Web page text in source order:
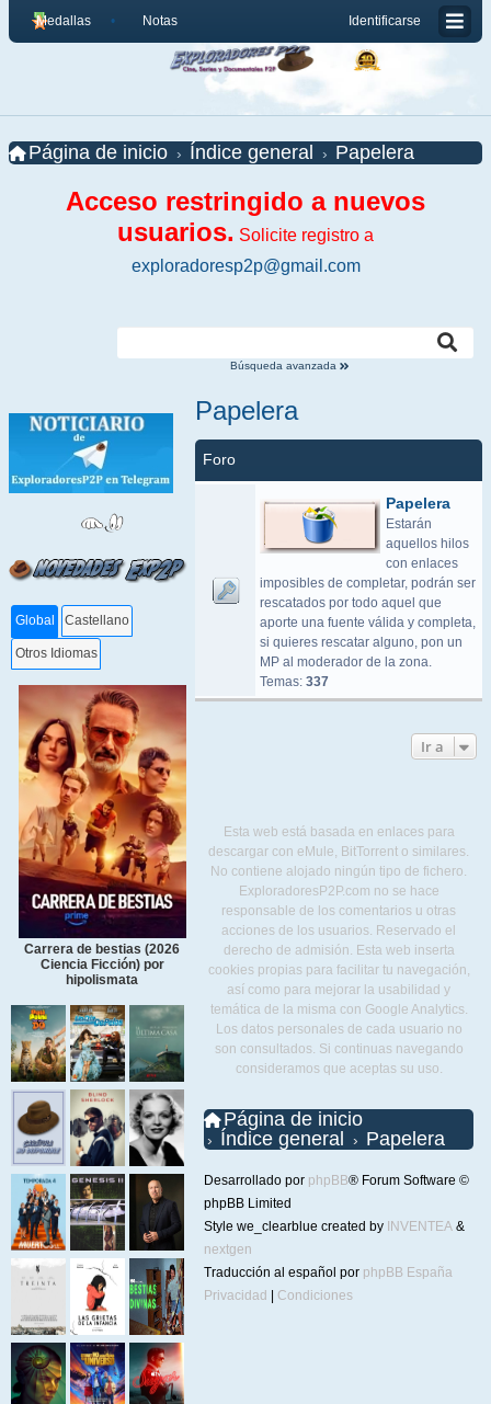
Identificarse
Medallas Notas
Página de inicio Índice general Papelera
Acceso restringido a nuevos
usuarios. Solicite registro a
exploradoresp2p@gmail.com
Búsqueda avanzada
Global Castellano
Otros Idiomas
Carrera de bestias (2026
Ciencia Ficción) por
hipolismata
Papelera
Foro
Papelera
Estarán
aquellos hilos
con enlaces
imposibles de completar, podrán ser
rescatados por todo aquel que
aporte una fuente válida y completa,
si quieres rescatar alguno, pon un
MP al moderador de la zona.
Temas: 337
Ir a
Esta web está basada en enlaces para
descargar con eMule, BitTorrent o similares.
No contiene alojado ningún tipo de fichero.
ExploradoresP2P.com no se hace
responsable de los comentarios u otras
acciones de los usuarios. Reservado el
derecho de admisión. Esta web inserta
cookies propias para facilitar tu navegación,
así como para mejorar la usabilidad y
temática de la misma con Google Analytics.
Los datos personales de cada usuario no
son consultados. Si continuas navegando
consideramos que aceptas su uso.
Página de inicio
Índice general
Papelera
Desarrollado por phpBB® Forum Software ©
phpBB Limited
Style we_clearblue created by INVENTEA &
nextgen
Traducción al español por phpBB España
Privacidad
Condiciones